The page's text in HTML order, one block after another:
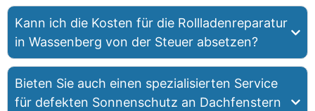
Kann ich die Kosten für die Rollladenreparatur
in Wassenberg von der Steuer absetzen?
Bieten Sie auch einen spezialisierten Service
für defekten Sonnenschutz an Dachfenstern